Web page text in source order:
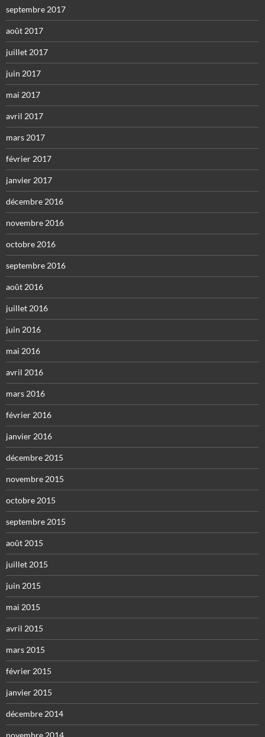
septembre 2017
août 2017
juillet 2017
juin 2017
mai 2017
avril 2017
mars 2017
février 2017
janvier 2017
décembre 2016
novembre 2016
octobre 2016
septembre 2016
août 2016
juillet 2016
juin 2016
mai 2016
avril 2016
mars 2016
février 2016
janvier 2016
décembre 2015
novembre 2015
octobre 2015
septembre 2015
août 2015
juillet 2015
juin 2015
mai 2015
avril 2015
mars 2015
février 2015
janvier 2015
décembre 2014
novembre 2014